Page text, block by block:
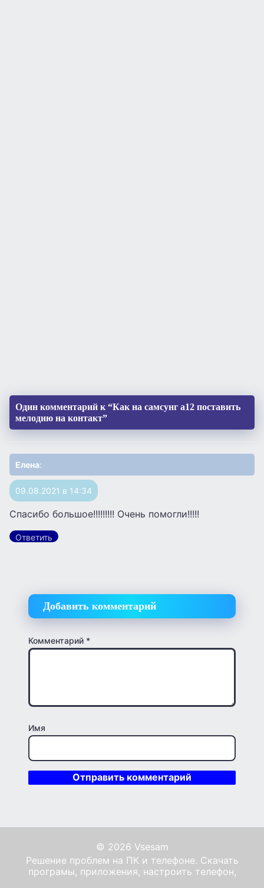
Один комментарий к “Как на самсунг а12 поставить
мелодию на контакт”
Елена:
09.08.2021 в 14:34
Спасибо большое!!!!!!!!! Очень помогли!!!!!
Ответить
Добавить комментарий
Комментарий *
Имя
© 2026 Vsesam
Решение проблем на ПК и телефоне. Скачать
програмы, приложения, настроить телефон,